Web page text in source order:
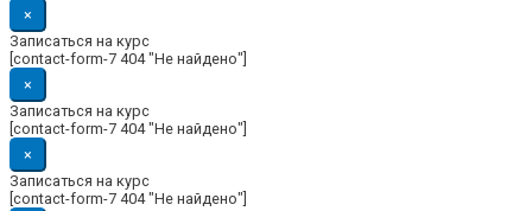
×
Записаться на курс
[contact-form-7 404 "Не найдено"]
×
Записаться на курс
[contact-form-7 404 "Не найдено"]
×
Записаться на курс
[contact-form-7 404 "Не найдено"]